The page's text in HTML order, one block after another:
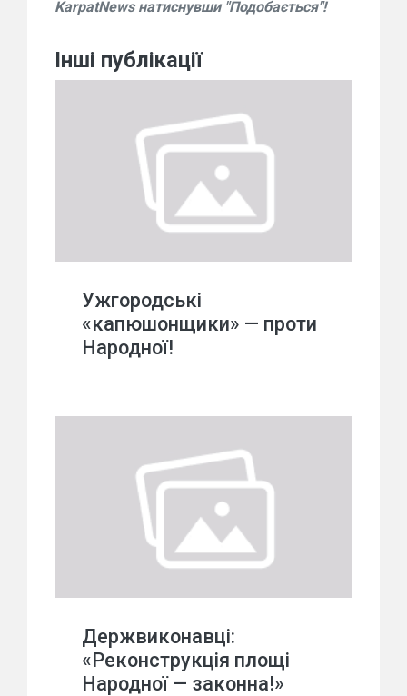
KarpatNews натиснувши "Подобається"!
Інші публікації
Ужгородські
«капюшонщики» — проти
Народної!
Держвиконавці:
«Реконструкція площі
Народної — законна!»